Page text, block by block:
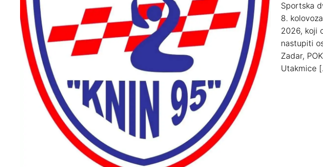
Sportska
8.
2026, koji
nastupiti
Zadar,
Utakmice